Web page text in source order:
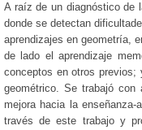
A raíz de un diagnóstico de
donde se detectan
aprendizajes en geometría,
de lado el aprendizaje
conceptos en otros previos;
geométrico. Se trabajó con
mejora hacia la
través de este trabajo y